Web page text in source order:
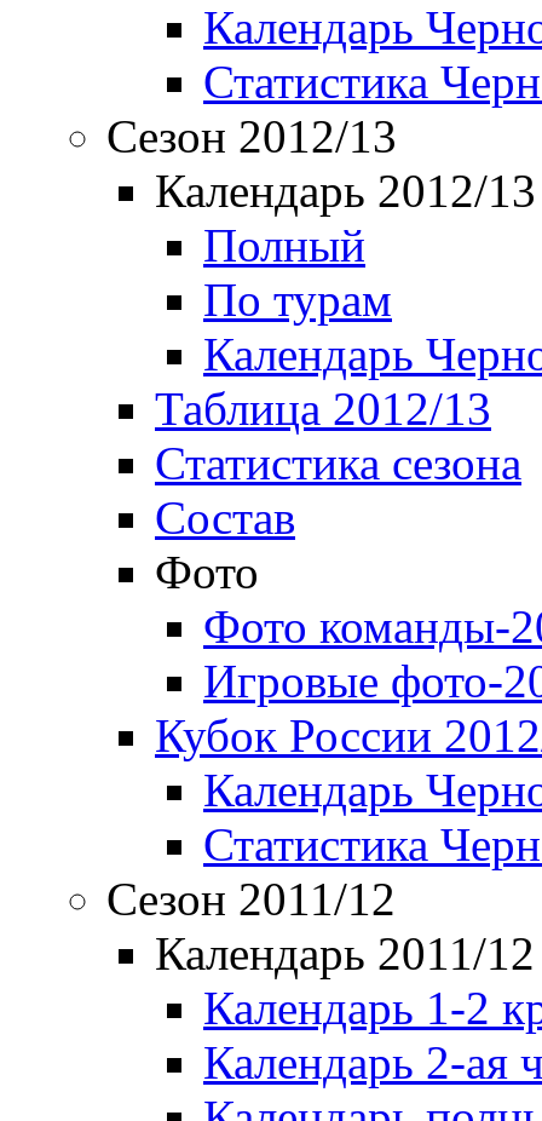
Календарь
Статистика
Сезон 2012/13
Календарь 2012/13
Полный
По турам
Календарь
Таблица 2012/13
Статистика сезона
Состав
Фото
Фото команды-
Игровые фото-
Кубок России
Календарь
Статистика
Сезон 2011/12
Календарь 2011/12
Календарь 1-2
Календарь 2-ая